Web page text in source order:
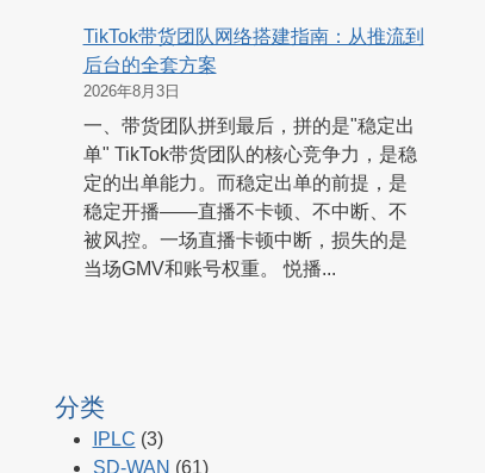
TikTok带货团队网络搭建指南：从推流到
后台的全套方案
2026年8月3日
一、带货团队拼到最后，拼的是"稳定出
单" TikTok带货团队的核心竞争力，是稳
定的出单能力。而稳定出单的前提，是
稳定开播——直播不卡顿、不中断、不
被风控。一场直播卡顿中断，损失的是
当场GMV和账号权重。 悦播...
分类
IPLC (3)
SD-WAN (61)